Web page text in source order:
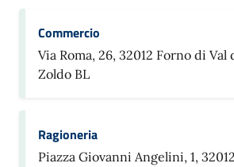
Commercio
Via Roma, 26, 32012 Forno di Val
Zoldo BL
Ragioneria
Piazza Giovanni Angelini, 1,